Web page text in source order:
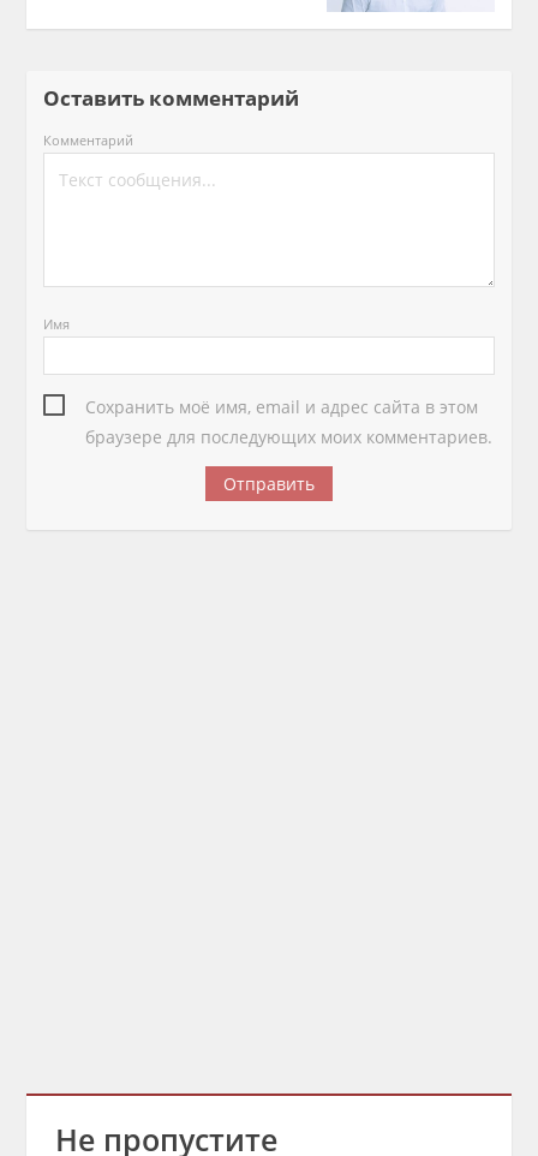
Оставить комментарий
Комментарий
Имя
Сохранить моё имя, email и адрес сайта в этом
браузере для последующих моих комментариев.
Не пропустите